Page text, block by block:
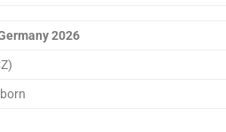
2026